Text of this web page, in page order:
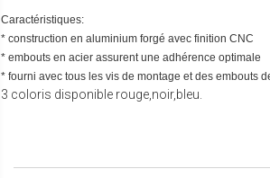
Caractéristiques:
* construction en aluminium forgé avec finition CNC
* embouts en acier assurent une adhérence optimale
* fourni avec tous les vis de montage et des embouts
3 coloris disponible rouge,noir,bleu.